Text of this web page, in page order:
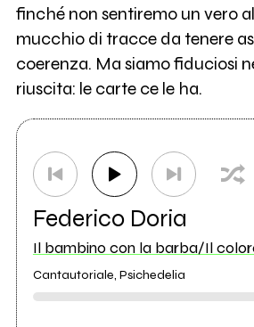
finché non sentiremo un vero
mucchio di tracce da tenere
coerenza. Ma siamo fiduciosi
riuscita: le carte ce le ha.
Federico Doria
Il bambino con la barba/Il
Cantautoriale, Psichedelia